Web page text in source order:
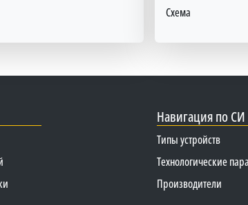
Схема
Навигация по СИ
Типы устройств
Технологические
Производители